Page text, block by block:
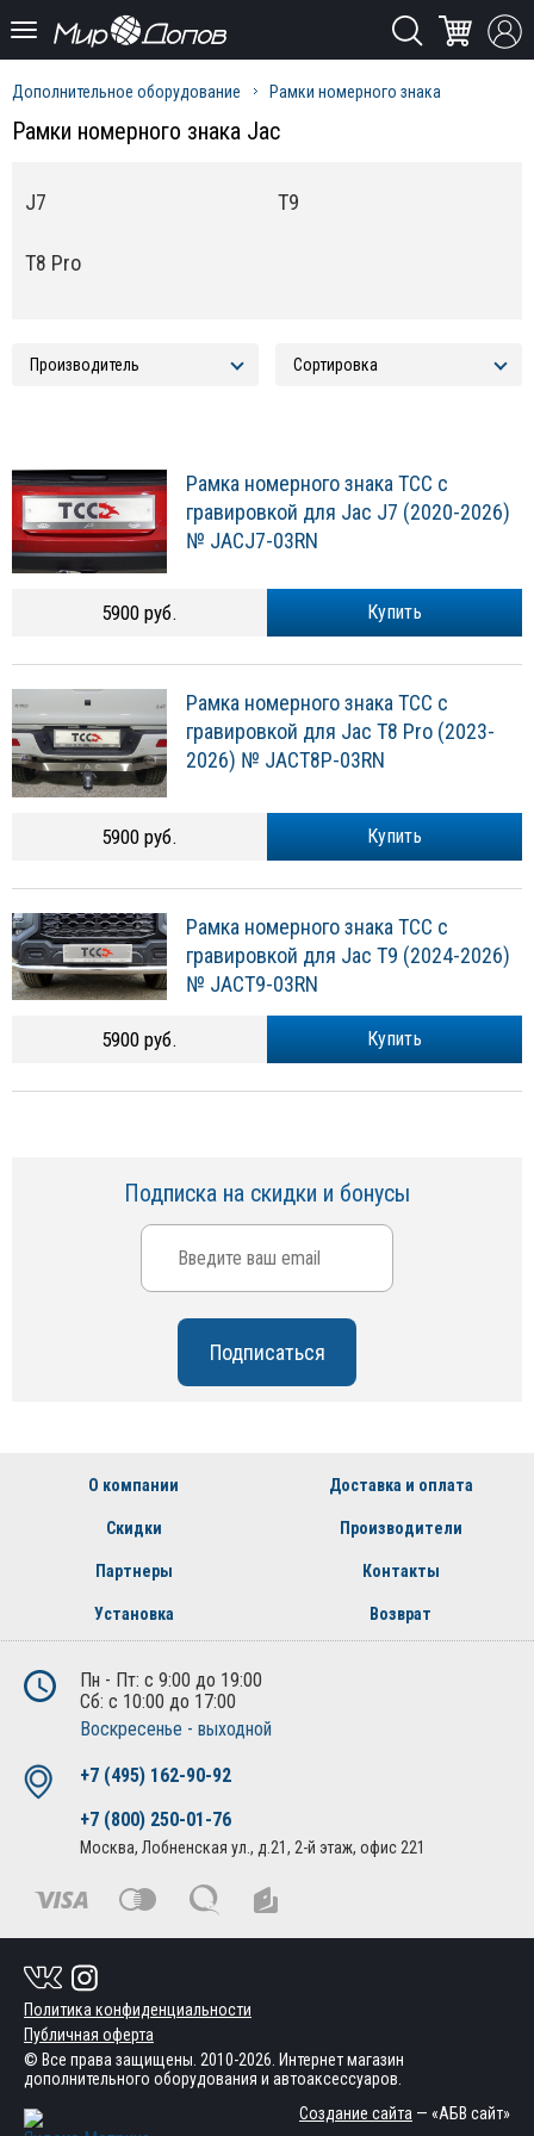
Дополнительное оборудование Рамки номерного знака
Рамки номерного знака Jac
J7
T8 Pro
T9
Рамка номерного знака ТСС с
гравировкой для Jac J7 (2020-2026)
№ JACJ7-03RN
Купить
5900 руб.
Рамка номерного знака ТСС с
гравировкой для Jac T8 Pro (2023-
2026) № JACT8P-03RN
Купить
5900 руб.
Рамка номерного знака ТСС с
гравировкой для Jac T9 (2024-2026)
№ JACT9-03RN
Купить
5900 руб.
Подписка на скидки и бонусы
О компании Доставка и оплата
Скидки Производители
Партнеры Контакты
Установка Возврат
Пн - Пт: с 9:00 до 19:00
Сб: с 10:00 до 17:00
Воскресенье - выходной
+7 (495) 162-90-92
+7 (800) 250-01-76
Москва, Лобненская ул., д.21, 2-й этаж, офис 221
Политика конфиденциальности
Публичная оферта
© Все права защищены. 2010-2026. Интернет магазин
дополнительного оборудования и автоаксессуаров.
Создание сайта — «АБВ сайт»